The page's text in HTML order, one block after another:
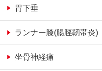
胃下垂
ランナー膝(腸脛靭帯炎)
坐骨神経痛